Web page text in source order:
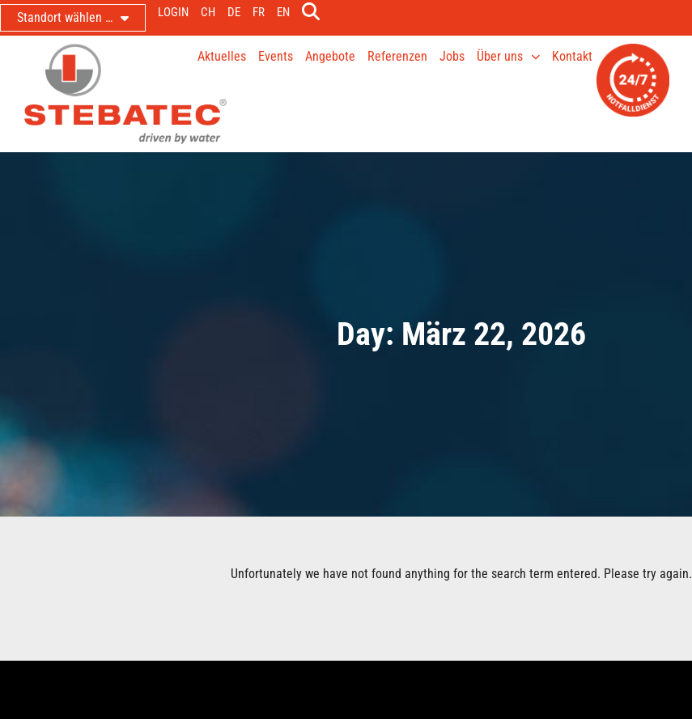
Standort wählen … LOGIN CH DE FR EN
Aktuelles Events Angebote Referenzen Jobs Über uns Kontakt
Day: März 22, 2026
Unfortunately we have not found anything for the search term entered. Please try again.